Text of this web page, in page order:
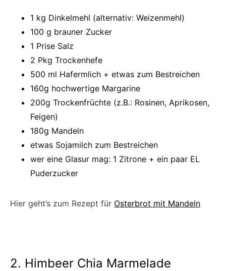
1 kg Dinkelmehl (alternativ: Weizenmehl)
100 g brauner Zucker
1 Prise Salz
2 Pkg Trockenhefe
500 ml Hafermlich + etwas zum Bestreichen
160g hochwertige Margarine
200g Trockenfrüchte (z.B.: Rosinen, Aprikosen,
Feigen)
180g Mandeln
etwas Sojamilch zum Bestreichen
wer eine Glasur mag: 1 Zitrone + ein paar EL
Puderzucker
Hier geht’s zum Rezept für Osterbrot mit Mandeln
2. Himbeer Chia Marmelade